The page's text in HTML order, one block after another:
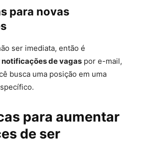
para novas
ser imediata, então é
de vagas por e-mail,
busca uma posição em uma
para aumentar
de ser